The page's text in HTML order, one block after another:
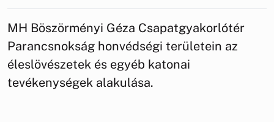
MH Böszörményi Géza Csapatgyakorlótér
Parancsnokság honvédségi területein az
éleslövészetek és egyéb katonai
tevékenységek alakulása.